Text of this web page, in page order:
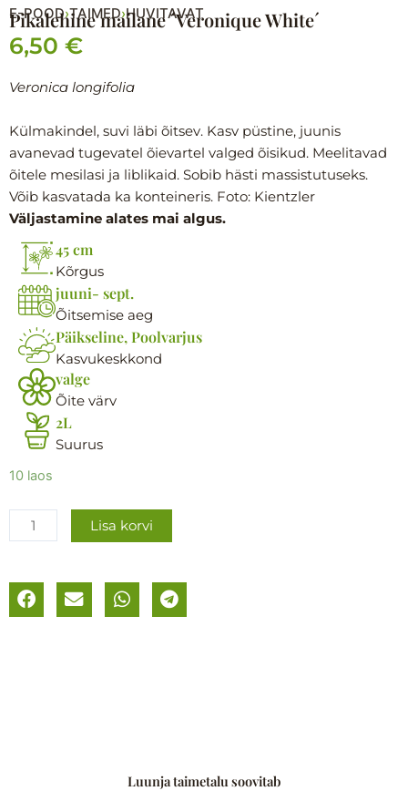
E-POOD›TAIMED›HUVITAVAT
Pikalehine mailane ´Veronique White´
6,50 €
Veronica longifolia
Külmakindel, suvi läbi õitsev. Kasv püstine, juunis
avanevad tugevatel õievartel valged õisikud. Meelitavad
õitele mesilasi ja liblikaid. Sobib hästi massistutuseks.
Võib kasvatada ka konteineris. Foto: Kientzler
Väljastamine alates mai algus.
45 cm
Kõrgus
juuni- sept.
Õitsemise aeg
Päikseline, Poolvarjus
Kasvukeskkond
valge
Õite värv
2L
Suurus
10 laos
Pikalehine
´Veronique
White
kogus
Lisa korvi
Luunja taimetalu soovitab